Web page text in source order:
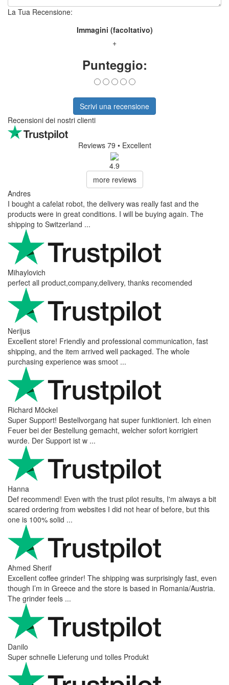
La Tua Recensione:
Immagini (facoltativo)
+
Punteggio:
Scrivi una recensione
Recensioni dei nostri clienti
Reviews 79 • Excellent
4.9
more reviews
Andres
I bought a cafelat robot, the delivery was really fast and the
products were in great conditions. I will be buying again. The
shipping to Switzerland ...
Mihaylovich
perfect all product,company,delivery, thanks recomended
Nerijus
Excellent store! Friendly and professional communication, fast
shipping, and the item arrived well packaged. The whole
purchasing experience was smoot ...
Richard Möckel
Super Support! Bestellvorgang hat super funktioniert. Ich einen
Feuer bei der Bestellung gemacht, welcher sofort korrigiert
wurde. Der Support ist w ...
Hanna
Def recommend! Even with the trust pilot results, I'm always a bit
scared ordering from websites I did not hear of before, but this
one is 100% solid ...
Ahmed Sherif
Excellent coffee grinder! The shipping was surprisingly fast, even
though I’m in Greece and the store is based in Romania/Austria.
The grinder feels ...
Danilo
Super schnelle Lieferung und tolles Produkt